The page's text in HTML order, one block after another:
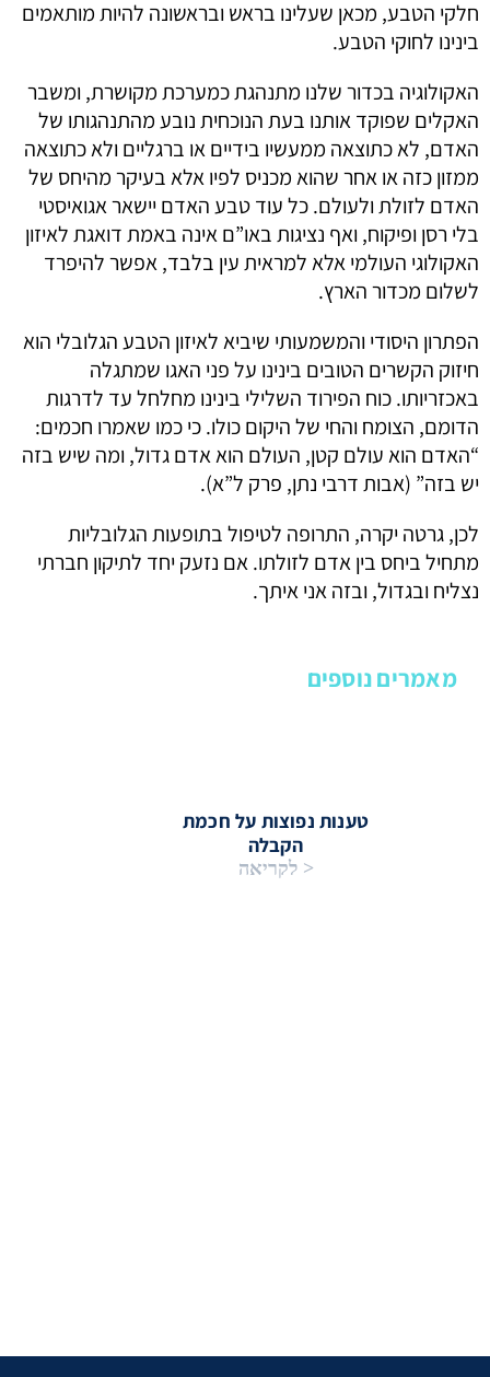
מאמרים נוספים
טענות נפוצות על חכמת
הקבלה
< לקריאה
חלקי הטבע, מכאן שעלינו בראש ובראשונה להיות מותאמים
בינינו לחוקי הטבע.
האקולוגיה בכדור שלנו מתנהגת כמערכת מקושרת, ומשבר
האקלים שפוקד אותנו בעת הנוכחית נובע מהתנהגותו של
האדם, לא כתוצאה ממעשיו בידיים או ברגליים ולא כתוצאה
ממזון כזה או אחר שהוא מכניס לפיו אלא בעיקר מהיחס של
האדם לזולת ולעולם. כל עוד טבע האדם יישאר אגואיסטי
בלי רסן ופיקוח, ואף נציגות באו”ם אינה באמת דואגת לאיזון
האקולוגי העולמי אלא למראית עין בלבד, אפשר להיפרד
לשלום מכדור הארץ.
הפתרון היסודי והמשמעותי שיביא לאיזון הטבע הגלובלי הוא
חיזוק הקשרים הטובים בינינו על פני האגו שמתגלה
באכזריותו. כוח הפירוד השלילי בינינו מחלחל עד לדרגות
הדומם, הצומח והחי של היקום כולו. כי כמו שאמרו חכמים:
“האדם הוא עולם קטן, העולם הוא אדם גדול, ומה שיש בזה
יש בזה” (אבות דרבי נתן, פרק ל”א).
לכן, גרטה יקרה, התרופה לטיפול בתופעות הגלובליות
מתחיל ביחס בין אדם לזולתו. אם נזעק יחד לתיקון חברתי
נצליח ובגדול, ובזה אני איתך.